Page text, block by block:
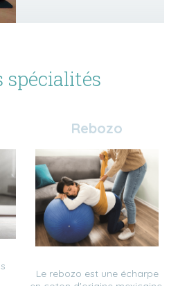
spécialités
Rebozo
Le rebozo est une écharpe